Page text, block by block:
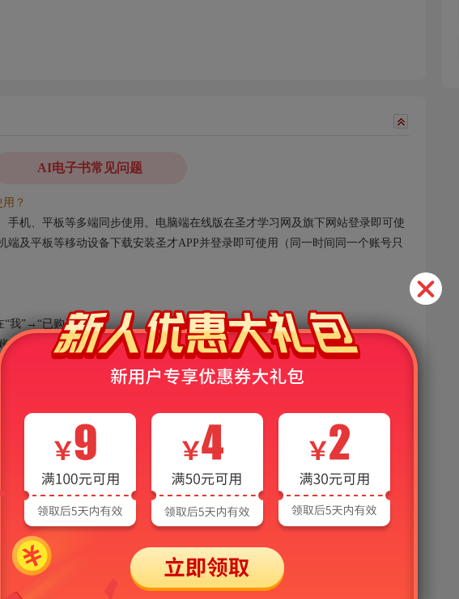
AI电子书常见问题
？
机、平板等多端同步使用。电脑端在线版在圣才学习网及旗下网站登录即可使
端及平板等移动设备下载安装圣才APP并登录即可使用（同一时间同一个账号只
我”→“已购买”里。
登录查看，有的用户经常是在APP以游客身份购买，用手机号账号登录，这种
“游客”，切换到游客身份，再进入“已购买”栏目。
能的时候却提示“您的额度已用完，需充值后继续使用”？
过程中，会消耗各种AI算力资源，系统会默认赠送一定的免费额度，当免费
后才可继续使用AI功能。需要说明的是，出现该提示并不会影响非AI功能的使